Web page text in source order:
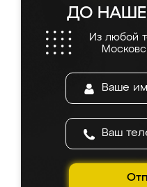
ДО
Из любой